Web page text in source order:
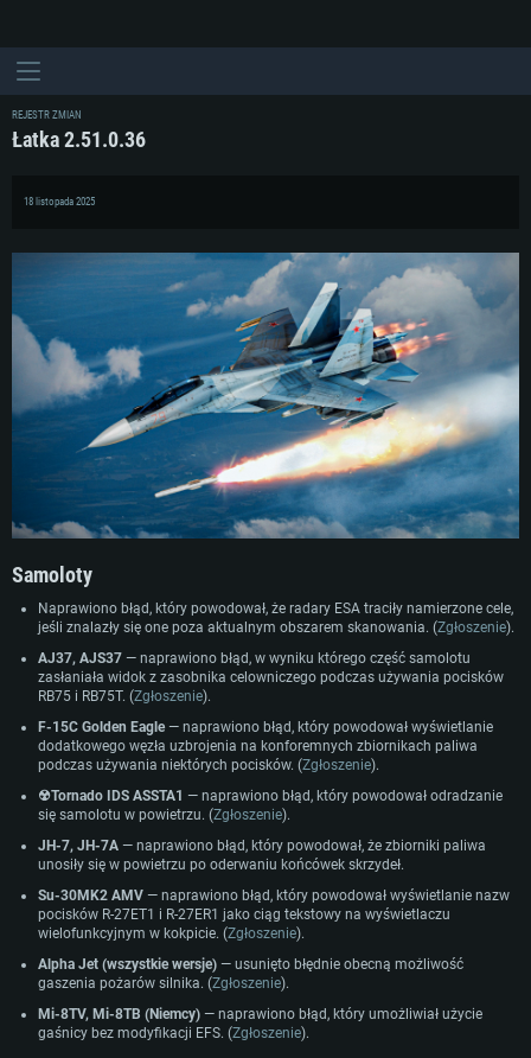
WYMAGANIA SYSTEMOWE
For PC
For Linux
Minimalne
OS: Windows 10 (64 bit)
Procesor: Dual-Core 2.2 GHz
Pamięć: 4GB
Karta graficzna: Karta obsługująca DirectX 11: AMD Radeon 77XX / NVIDIA
GeForce GTX 660. Minimalna rozdzielczość to 720p
Dysk twardy: 22.1 GB (minimalny klient)
Rekomendowane
Minimalne
OS: Mac OS Big Sur 11.0 lub nowszy
Procesor: Core i5, minimum 2.2GHz (Xeon nie jest wspierany)
Pamięć: 6 GB
Karta graficzna: Intel Iris Pro 5200 (Mac) lub podobna od AMD/Nvidia.
Minimalna rozdzielczość to 720p.
Dysk twardy: 22.1 GB (minimalny klient)
Rekomendowane
Minimalne
OS: Ostatnie wydania 64bit Linux
Procesor: Dual-Core 2.4 GHz
Pamięć: 4 GB
Karta graficzna: NVIDIA 660 z nowymi sterownikami (nie starsze niż 6
miesięcy) / podobna od AMD z nowymi sterownikami (nie starsze niż 6
miesięcy) (minimalna rozdzielczość to 720p) ze wsparciem Vulkan
Połączenie sieciowe: Internet szerokopasmowy
REJESTR ZMIAN
Łatka 2.51.0.36
18 listopada 2025
Samoloty
Naprawiono błąd, który powodował, że radary ESA traciły namierzone cele,
jeśli znalazły się one poza aktualnym obszarem skanowania. (Zgłoszenie).
AJ37, AJS37 — naprawiono błąd, w wyniku którego część samolotu
zasłaniała widok z zasobnika celowniczego podczas używania pocisków
RB75 i RB75T. (Zgłoszenie).
F-15C Golden Eagle— naprawiono błąd, który powodował wyświetlanie
dodatkowego węzła uzbrojenia na konforemnych zbiornikach paliwa
podczas używania niektórych pocisków. (Zgłoszenie).
☢Tornado IDS ASSTA1 — naprawiono błąd, który powodował odradzanie
się samolotu w powietrzu. (Zgłoszenie).
JH-7, JH-7A — naprawiono błąd, który powodował, że zbiorniki paliwa
unosiły się w powietrzu po oderwaniu końcówek skrzydeł.
Su-30MK2 AMV — naprawiono błąd, który powodował wyświetlanie nazw
pocisków R-27ET1 i R-27ER1 jako ciąg tekstowy na wyświetlaczu
wielofunkcyjnym w kokpicie. (Zgłoszenie).
Alpha Jet (wszystkie wersje) — usunięto błędnie obecną możliwość
gaszenia pożarów silnika. (Zgłoszenie).
Mi-8TV, Mi-8TB (Niemcy) — naprawiono błąd, który umożliwiał użycie
gaśnicy bez modyfikacji EFS. (Zgłoszenie).